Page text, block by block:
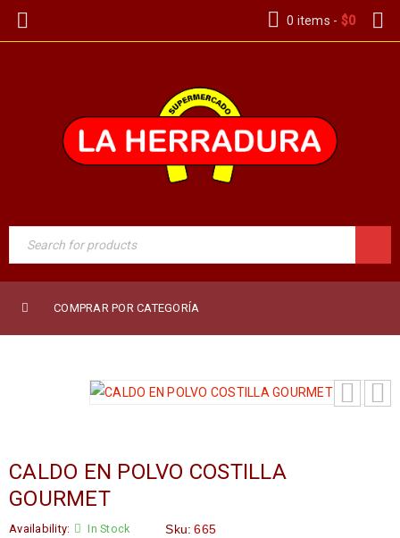
0 items - $0
COMPRAR POR CATEGORÍA
CALDO EN POLVO COSTILLA
GOURMET
Availability: In Stock Sku: 665